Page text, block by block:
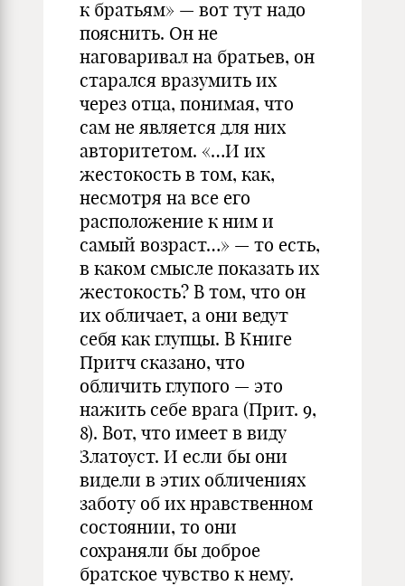
к братьям» — вот тут надо
пояснить. Он не
наговаривал на братьев, он
старался вразумить их
через отца, понимая, что
сам не является для них
авторитетом. «…И их
жестокость в том, как,
несмотря на все его
расположение к ним и
самый возраст…» — то есть,
в каком смысле показать их
жестокость? В том, что он
их обличает, а они ведут
себя как глупцы. В Книге
Притч сказано, что
обличить глупого — это
нажить себе врага (Прит. 9,
8). Вот, что имеет в виду
Златоуст. И если бы они
видели в этих обличениях
заботу об их нравственном
состоянии, то они
сохраняли бы доброе
братское чувство к нему.